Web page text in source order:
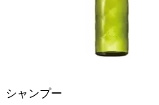
シャンプー